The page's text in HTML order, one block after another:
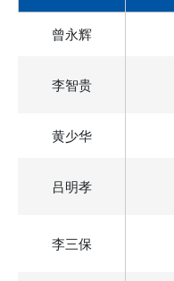
曾永辉
李智贵
黄少华
吕明孝
李三保